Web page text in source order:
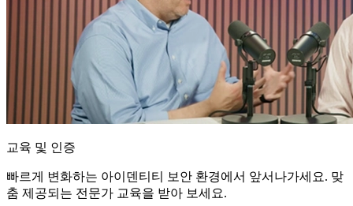
교육 및 인증
빠르게 변화하는 아이덴티티 보안 환경에서 앞서나가세요. 맞
춤 제공되는 전문가 교육을 받아 보세요.